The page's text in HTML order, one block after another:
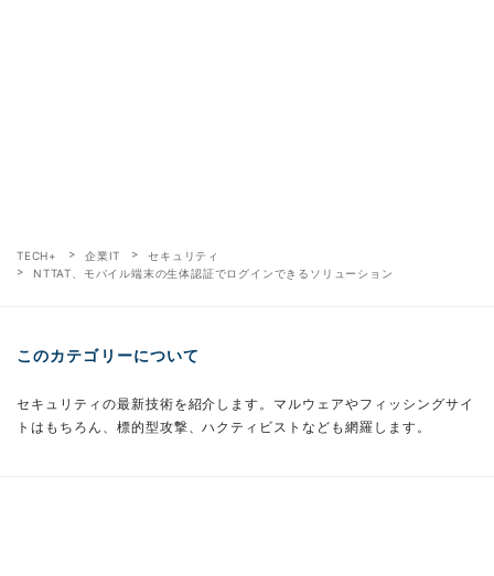
TECH+ 企業IT
セキュリティ
NTTAT、モバイル端末の生体認証でログインできるソリューション
このカテゴリーについて
セキュリティの最新技術を紹介します。マルウェアやフィッシングサイ
トはもちろん、標的型攻撃、ハクティビストなども網羅します。